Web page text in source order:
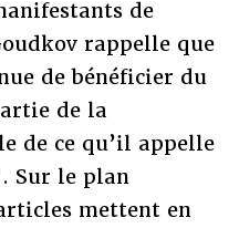
de
rappelle que
de bénéficier du
de la
de ce qu’il appelle
Sur le plan
mettent en